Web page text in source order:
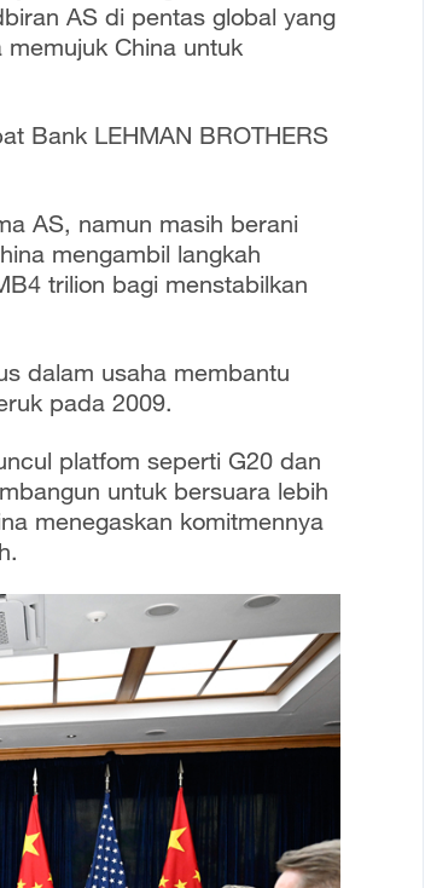
AS di pentas global yang
China untuk
Bank LEHMAN BROTHERS
AS, namun masih berani
mengambil langkah
trilion bagi menstabilkan
dalam usaha membantu
pada 2009.
platfom seperti G20 dan
untuk bersuara lebih
menegaskan komitmennya